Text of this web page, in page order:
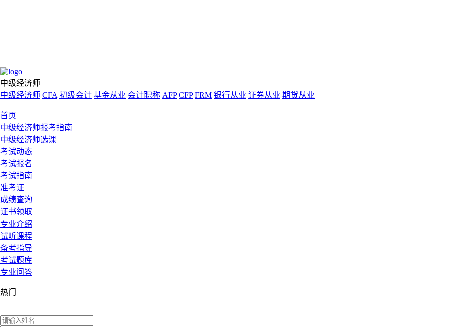
中级经济师
中级经济师 CFA 初级会计 基金从业 会计职称 AFP CFP FRM 银行从业 证券从业 期货从业
首页
中级经济师报考指南
中级经济师选课
考试动态
考试报名
考试指南
准考证
成绩查询
证书领取
专业介绍
试听课程
备考指导
考试题库
专业问答
热门